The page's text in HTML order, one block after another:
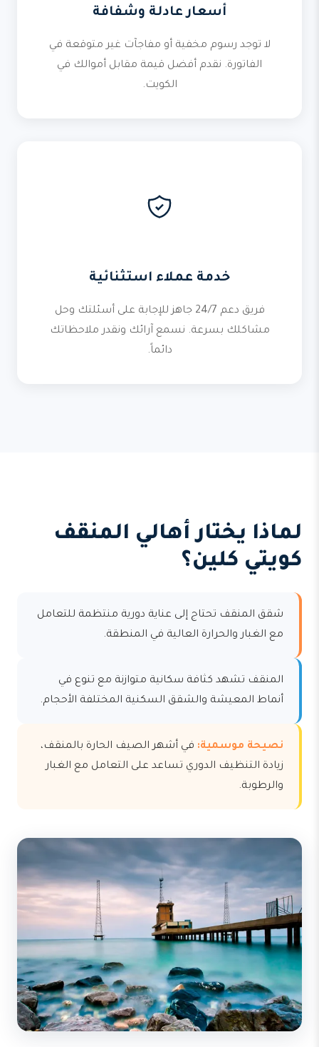
أسعار عادلة وشفافة
لا توجد رسوم مخفية أو مفاجآت غير متوقعة في
الفاتورة. نقدم أفضل قيمة مقابل أموالك في
الكويت.
خدمة عملاء استثنائية
فريق دعم 24/7 جاهز للإجابة على أسئلتك وحل
مشاكلك بسرعة. نسمع آرائك ونقدر ملاحظاتك
دائماً.
لماذا يختار أهالي المنقف
كويتي كلين؟
شقق المنقف تحتاج إلى عناية دورية منتظمة للتعامل
مع الغبار والحرارة العالية في المنطقة.
المنقف تشهد كثافة سكانية متوازنة مع تنوع في
أنماط المعيشة والشقق السكنية المختلفة الأحجام.
نصيحة موسمية: في أشهر الصيف الحارة بالمنقف،
زيادة التنظيف الدوري تساعد على التعامل مع الغبار
والرطوبة.